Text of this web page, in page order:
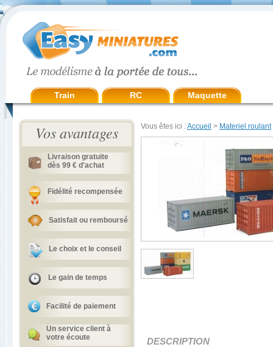
Train RC Maquette
Vos avantages
Livraison gratuite
dès 99 € d'achat
Fidélité recompensée
Satisfait ou remboursé
Le choix et le conseil
Le gain de temps
Facilité de paiement
Un service client à
votre écoute
Vous êtes ici :Accueil > Materiel roulant
DESCRIPTION